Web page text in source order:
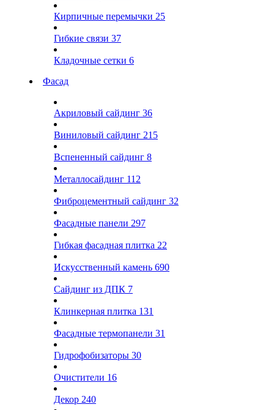
Кирпичные перемычки 25
Гибкие связи 37
Кладочные сетки 6
Фасад
Акриловый сайдинг 36
Виниловый сайдинг 215
Вспененный сайдинг 8
Металлосайдинг 112
Фиброцементный сайдинг 32
Фасадные панели 297
Гибкая фасадная плитка 22
Искусственный камень 690
Сайдинг из ДПК 7
Клинкерная плитка 131
Фасадные термопанели 31
Гидрофобизаторы 30
Очистители 16
Декор 240